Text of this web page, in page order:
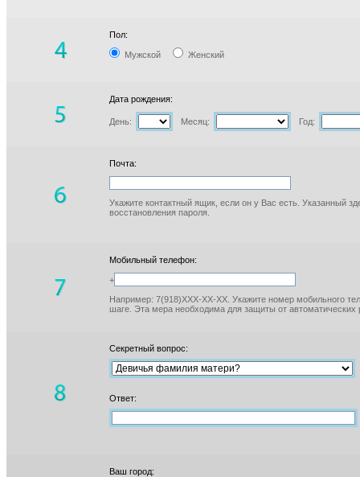
Пол:
Мужской Женский
Дата рождения:
День: Месяц: Год:
Почта:
Укажите контактный ящик, если он у Вас есть. Указанный
восстановления пароля.
Мобильный телефон:
+
Например: 7(918)XXX-XX-XX. Укажите номер мобильного
шаге. Эта мера необходима для защиты от автоматических
Секретный вопрос:
Ответ:
Ваш город: